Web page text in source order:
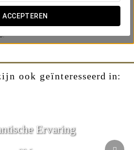
ACCEPTEREN
ook geïnteresseerd in:
Ervaring